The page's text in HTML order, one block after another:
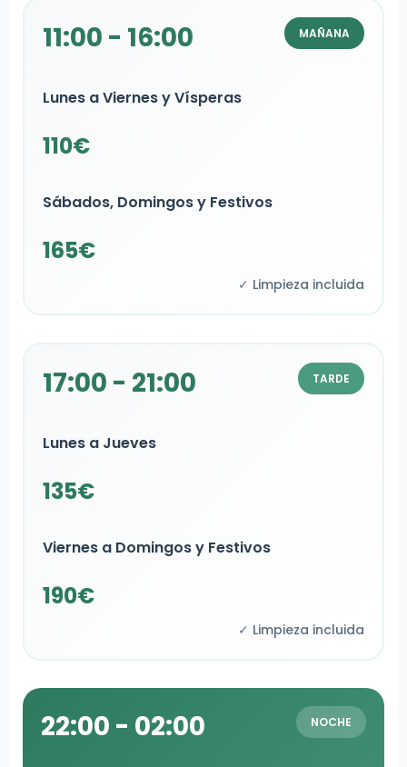
MAÑANA
11:00 - 16:00
Lunes a Viernes y Vísperas
110€
Sábados, Domingos y Festivos
165€
✓ Limpieza incluida
TARDE
17:00 - 21:00
Lunes a Jueves
135€
Viernes a Domingos y Festivos
190€
✓ Limpieza incluida
NOCHE
22:00 - 02:00